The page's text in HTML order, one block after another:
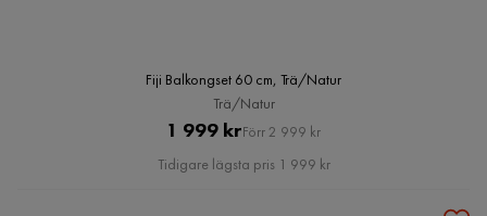
Fiji Balkongset 60 cm, Trä/Natur
Trä/Natur
Pris
1 999 krOriginal
Pris
Förr 2 999 kr
Tidigare lägsta pris 1 999 kr